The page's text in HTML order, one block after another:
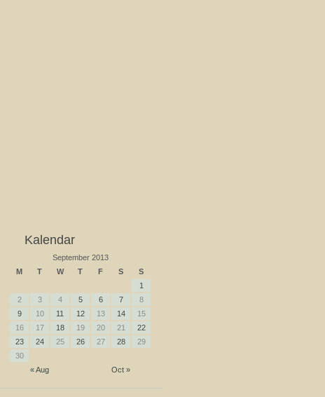
Kalendar
September 2013
M
T W T F S S
« Aug Oct »
1
2
3 4 5 6 7
8
9
10 11 12 13 14
15
16
17 18 19 20 21
22
23
24 25 26 27 28
29
30